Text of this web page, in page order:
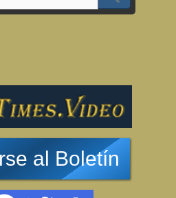
al Boletín